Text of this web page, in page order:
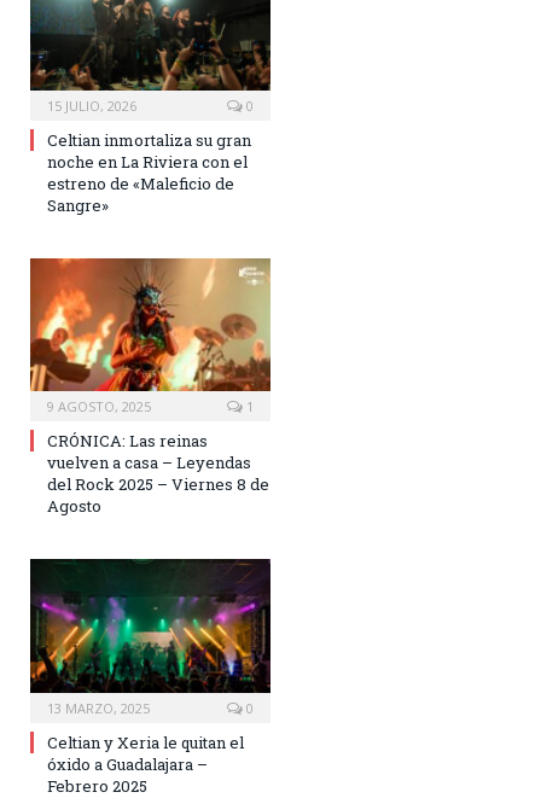
15 JULIO, 2026 0
Celtian inmortaliza su gran
noche en La Riviera con el
estreno de «Maleficio de
Sangre»
9 AGOSTO, 2025 1
CRÓNICA: Las reinas
vuelven a casa – Leyendas
del Rock 2025 – Viernes 8 de
Agosto
13 MARZO, 2025 0
Celtian y Xeria le quitan el
óxido a Guadalajara –
Febrero 2025